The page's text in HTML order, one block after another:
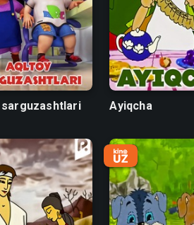
Ayiqcha